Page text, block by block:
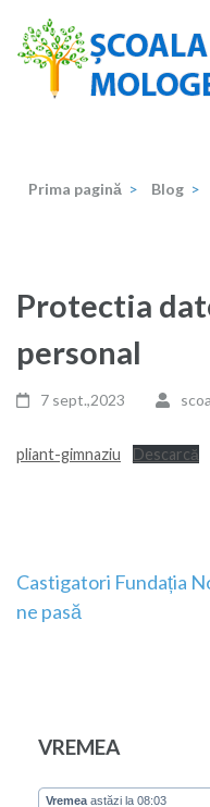
conținut
(apasă
Prima pagină > Blog >
Protectia
personal
7 sept.,2023
pliant-gimnaziu Descarcă
Navigare
în
Castigatori Fundația
ne pasă
VREMEA
Vremea astăzi la 08:03